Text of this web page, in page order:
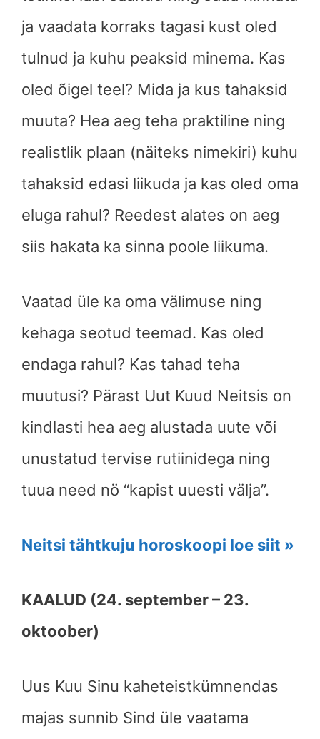
ja vaadata korraks tagasi kust oled
tulnud ja kuhu peaksid minema. Kas
oled õigel teel? Mida ja kus tahaksid
muuta? Hea aeg teha praktiline ning
realistlik plaan (näiteks nimekiri) kuhu
tahaksid edasi liikuda ja kas oled oma
eluga rahul? Reedest alates on aeg
siis hakata ka sinna poole liikuma.
Vaatad üle ka oma välimuse ning
kehaga seotud teemad. Kas oled
endaga rahul? Kas tahad teha
muutusi? Pärast Uut Kuud Neitsis on
kindlasti hea aeg alustada uute või
unustatud tervise rutiinidega ning
tuua need nö “kapist uuesti välja”.
Neitsi tähtkuju horoskoopi loe siit »
KAALUD (24. september – 23.
oktoober)
Uus Kuu Sinu kaheteistkümnendas
majas sunnib Sind üle vaatama